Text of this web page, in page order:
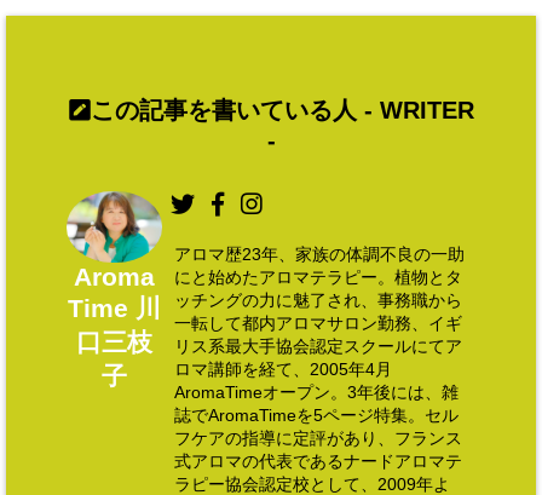
この記事を書いている人 - WRITER
-
Aroma
Time 川
口三枝
子
アロマ歴23年、家族の体調不良の一助
にと始めたアロマテラピー。植物とタ
ッチングの力に魅了され、事務職から
一転して都内アロマサロン勤務、イギ
リス系最大手協会認定スクールにてア
ロマ講師を経て、2005年4月
AromaTimeオープン。3年後には、雑
誌でAromaTimeを5ページ特集。セル
フケアの指導に定評があり、フランス
式アロマの代表であるナードアロマテ
ラピー協会認定校として、2009年よ